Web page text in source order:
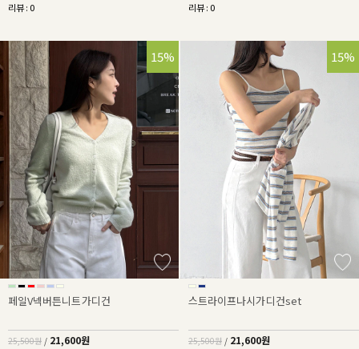
리뷰 : 0 리뷰 : 0
15%
페일V넥버튼니트가디건
25,500원 / 21,600원
15%
스트라이프나시가디건set
25,500원 / 21,600원